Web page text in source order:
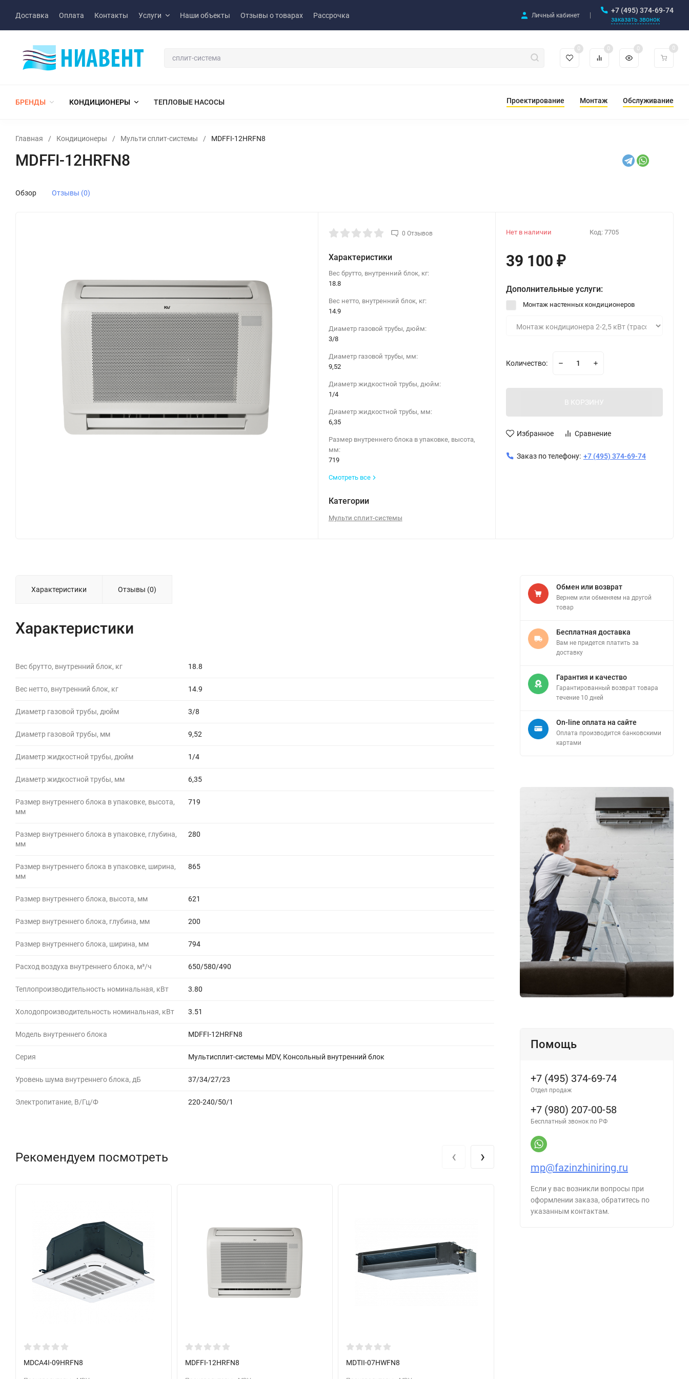
Доставка Оплата Контакты Услуги Наши объекты Отзывы о товарах Рассрочка Личный кабинет
+7 (495) 374-69-74
заказать звонок
0 0 0 0
БРЕНДЫ КОНДИЦИОНЕРЫ ТЕПЛОВЫЕ НАСОСЫ Проектирование Монтаж Обслуживание
Главная / Кондиционеры / Мульти сплит-системы / MDFFI-12HRFN8
MDFFI-12HRFN8
Обзор Отзывы (0)
0 Отзывов
Характеристики
Вес брутто, внутренний блок, кг:
18.8
Вес нетто, внутренний блок, кг:
14.9
Диаметр газовой трубы, дюйм:
3/8
Диаметр газовой трубы, мм:
9,52
Диаметр жидкостной трубы, дюйм:
1/4
Диаметр жидкостной трубы, мм:
6,35
Размер внутреннего блока в упаковке, высота,
мм:
719
Смотреть все
Категории
Мульти сплит-системы
Код: 7705
Нет в наличии
39 100 ₽
Дополнительные услуги:
Монтаж настенных кондиционеров
Количество:
В КОРЗИНУ
Избранное Сравнение
Заказ по телефону: +7 (495) 374-69-74
Характеристики Отзывы (0)
Характеристики
Вес брутто, внутренний блок, кг 18.8
Вес нетто, внутренний блок, кг 14.9
Диаметр газовой трубы, дюйм 3/8
Диаметр газовой трубы, мм 9,52
Диаметр жидкостной трубы, дюйм 1/4
Диаметр жидкостной трубы, мм 6,35
Размер внутреннего блока в упаковке, высота,
мм
719
Размер внутреннего блока в упаковке, глубина,
мм
280
Размер внутреннего блока в упаковке, ширина,
мм
865
Размер внутреннего блока, высота, мм 621
Размер внутреннего блока, глубина, мм 200
Размер внутреннего блока, ширина, мм 794
Расход воздуха внутреннего блока, м³/ч 650/580/490
Теплопроизводительность номинальная, кВт 3.80
Холодопроизводительность номинальная, кВт 3.51
Модель внутреннего блока MDFFI-12HRFN8
Серия Мультисплит-системы MDV, Консольный внутренний блок
Уровень шума внутреннего блока, дБ 37/34/27/23
Электропитание, В/Гц/Ф 220-240/50/1
Рекомендуем посмотреть
MDCA4I-09HRFN8 MDFFI-12HRFN8 MDTII-07HWFN8
‹ ›
Обмен или возврат
Вернем или обменяем на другой
товар
Бесплатная доставка
Вам не придется платить за
доставку
Гарантия и качество
Гарантированный возврат товара
течение 10 дней
On-line оплата на сайте
Оплата производится банковскими
картами
Помощь
+7 (495) 374-69-74
Отдел продаж
+7 (980) 207-00-58
Бесплатный звонок по РФ
mp@fazinzhiniring.ru
Если у вас возникли вопросы при
оформлении заказа, обратитесь по
указанным контактам.